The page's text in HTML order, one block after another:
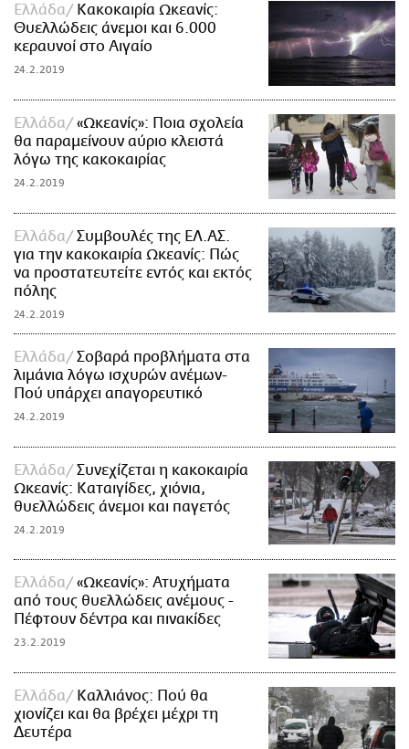
Ελλάδα
Κακοκαιρία Ωκεανίς:
Θυελλώδεις άνεμοι και 6.000
κεραυνοί στο Αιγαίο
24.2.2019
Ελλάδα
«Ωκεανίς»: Ποια σχολεία
θα παραμείνουν αύριο κλειστά
λόγω της κακοκαιρίας
24.2.2019
Ελλάδα
Συμβουλές της ΕΛ.ΑΣ.
για την κακοκαιρία Ωκεανίς: Πώς
να προστατευτείτε εντός και εκτός
πόλης
24.2.2019
Ελλάδα
Σοβαρά προβλήματα στα
λιμάνια λόγω ισχυρών ανέμων-
Πού υπάρχει απαγορευτικό
24.2.2019
Ελλάδα
Συνεχίζεται η κακοκαιρία
Ωκεανίς: Καταιγίδες, χιόνια,
θυελλώδεις άνεμοι και παγετός
24.2.2019
Ελλάδα
«Ωκεανίς»: Ατυχήματα
από τους θυελλώδεις ανέμους -
Πέφτουν δέντρα και πινακίδες
23.2.2019
Ελλάδα
Καλλιάνος: Πού θα
χιονίζει και θα βρέχει μέχρι τη
Δευτέρα